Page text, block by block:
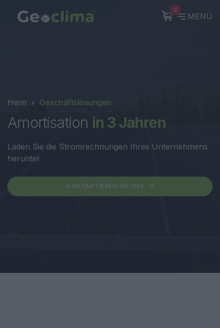
0
MENÜ
Heim Geschäftslösungen
Amortisation in 3 Jahren
Laden Sie die Stromrechnungen Ihres Unternehmens
herunter
KONTAKTIEREN SIE UNS